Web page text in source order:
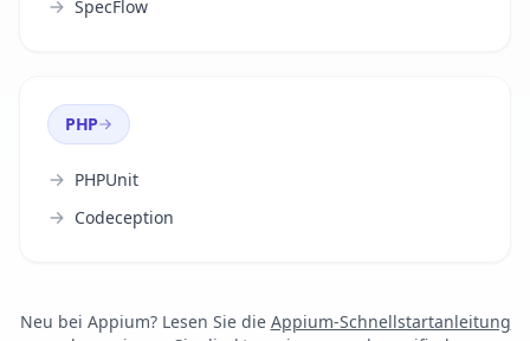
SpecFlow
PHP
PHPUnit
Codeception
Neu bei Appium? Lesen Sie die Appium-Schnellstartanleitung